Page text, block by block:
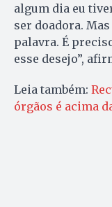
algum dia eu
ser doadora.
palavra. É
esse desejo”,
Leia também:
órgãos é acima